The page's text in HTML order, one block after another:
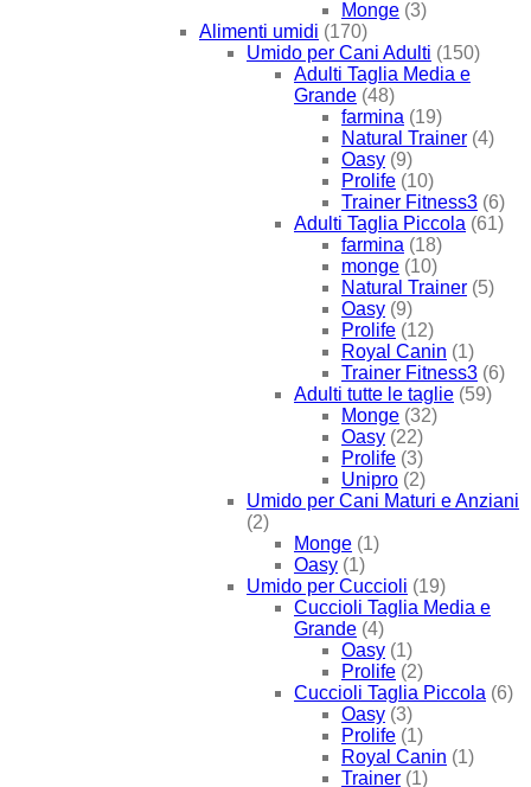
Monge (3)
Alimenti umidi (170)
Umido per Cani Adulti (150)
Adulti Taglia Media e
Grande (48)
farmina (19)
Natural Trainer (4)
Oasy (9)
Prolife (10)
Trainer Fitness3 (6)
Adulti Taglia Piccola (61)
farmina (18)
monge (10)
Natural Trainer (5)
Oasy (9)
Prolife (12)
Royal Canin (1)
Trainer Fitness3 (6)
Adulti tutte le taglie (59)
Monge (32)
Oasy (22)
Prolife (3)
Unipro (2)
Umido per Cani Maturi e Anziani
(2)
Monge (1)
Oasy (1)
Umido per Cuccioli (19)
Cuccioli Taglia Media e
Grande (4)
Oasy (1)
Prolife (2)
Cuccioli Taglia Piccola (6)
Oasy (3)
Prolife (1)
Royal Canin (1)
Trainer (1)